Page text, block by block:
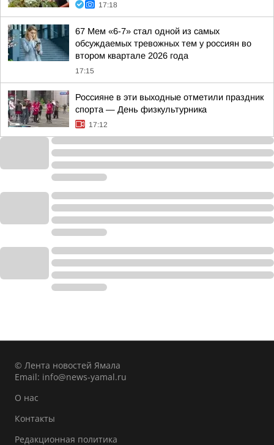
17:18
67 Мем «6-7» стал одной из самых
обсуждаемых тревожных тем у россиян во
втором квартале 2026 года
17:15
Россияне в эти выходные отметили праздник
спорта — День физкультурника
17:12
© Лента новостей Ямала
Email: info@news-yamal.ru
О нас
Контакты
Редакционная политика